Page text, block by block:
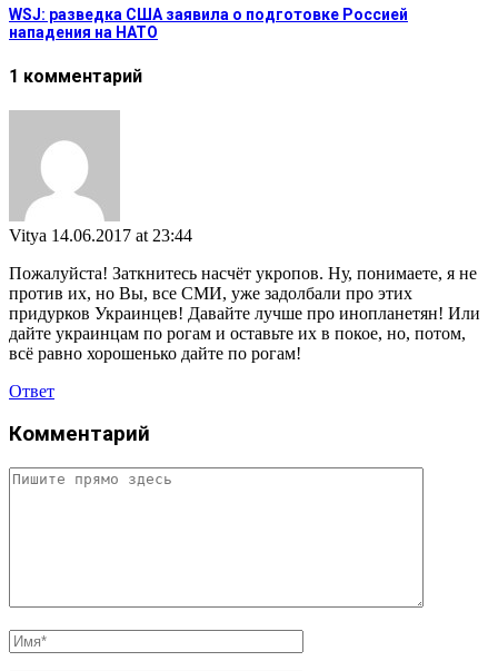
WSJ: разведка США заявила о подготовке Россией
нападения на НАТО
1 комментарий
Vitya 14.06.2017 at 23:44
Пожалуйста! Заткнитесь насчёт укропов. Ну, понимаете, я не
против их, но Вы, все СМИ, уже задолбали про этих
придурков Украинцев! Давайте лучше про инопланетян! Или
дайте украинцам по рогам и оставьте их в покое, но, потом,
всё равно хорошенько дайте по рогам!
Ответ
Комментарий